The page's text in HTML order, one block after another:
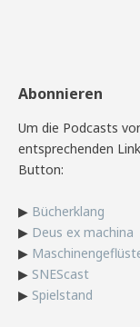
Abonnieren
Um die Podcasts
entsprechenden
Button:
▶ Bücherklang
▶ Deus ex machina
▶
▶ SNEScast
▶ Spielstand